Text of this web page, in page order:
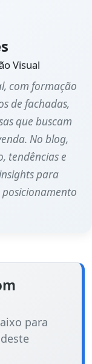
Visual
com formação
de fachadas,
que buscam
No blog,
tendências e
para
para